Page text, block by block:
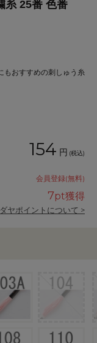
糸 25番 色番
もおすすめの刺しゅう糸
154 円 (税込)
会員登録(無料)
7pt獲得
ヤポイントについて >